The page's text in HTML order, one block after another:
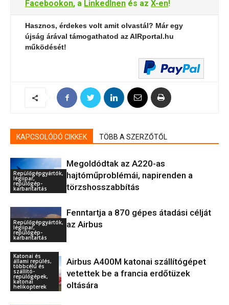
Facebookon, a LinkedInen és az X-en!
Hasznos, érdekes volt amit olvastál? Már egy
újság árával támogathatod az AIRportal.hu
működését!
KAPCSOLÓDÓ CIKKEK TÖBB A SZERZŐTŐL
Repülőgépgyártók,
légiipar,
repülőgép-
karbantartás
Megoldódtak az A220-as
hajtóműproblémái, napirenden a
törzshosszabbítás
Repülőgépgyártók,
légiipar,
repülőgép-
karbantartás
Fenntartja a 870 gépes átadási célját
az Airbus
Katonai és
állami repülés,
többcélú és
szállító-
repülőgépek,
katonai
helikopterek
Airbus A400M katonai szállítógépet
vetettek be a francia erdőtüzek
oltására